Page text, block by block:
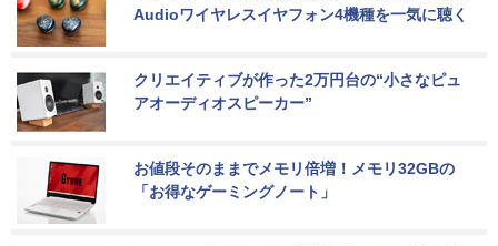
Audioワイヤレスイヤフォン4機種を一気に聴く
クリエイティブが作った2万円台の“小さなピュ
アオーディオスピーカー”
お値段そのままでメモリ倍増！メモリ32GBの
「お得なゲーミングノート」